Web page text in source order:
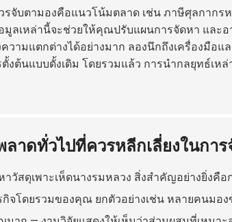
จับตามองคือแนวโน้มตลาด เช่น ภาษีศุลกากร
ลเหล่านี้จะช่วยให้คุณปรับแผนการจัดหา และ
วามแตกต่างได้อย่างมาก ลองนึกถึงเครื่องมือ
ตั้งต้นแบบดั้งเดิม โดยรวมแล้ว การนำกลยุทธ์เ
าดทั่วไปที่ควรหลีกเลี่ยงในกา
วัสดุเพาะเห็ดนางรมหลวง สิ่งสำคัญอย่างยิ่งคื
กิจโดยรวมของคุณ ยกตัวอย่างเช่น หลายคนมอ